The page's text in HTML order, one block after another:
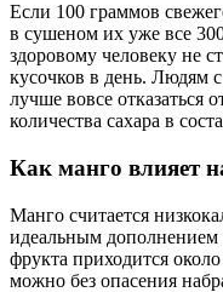
Если 100 граммов
в сушеном их уже все
здоровому человеку не
кусочков в день. Людям
лучше вовсе отказаться
количества сахара в
Как манго влияет
Манго считается
идеальным дополнением
фрукта приходится
можно без опасения